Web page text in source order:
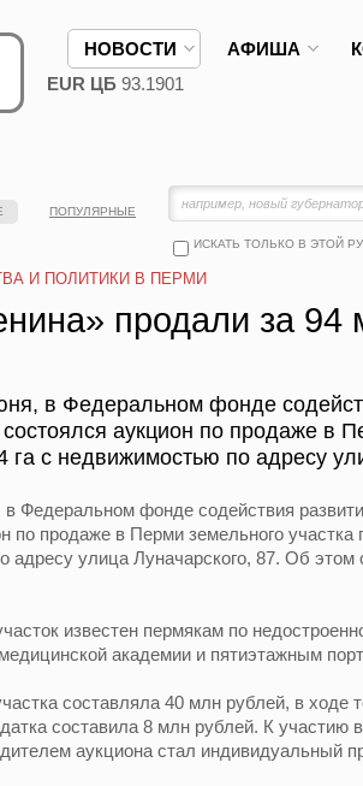
НОВОСТИ АФИША
EUR ЦБ 93.1901
ИСКАТЬ ТОЛЬКО В ЭТОЙ
ПОПУЛЯРНЫЕ
И ПОЛИТИКИ В ПЕРМИ
продали за 94
в Федеральном фонде
состоялся аукцион по продаже в
с недвижимостью по адресу
Федеральном фонде содействия
по продаже в Перми земельного
адресу улица Луначарского, 87. Об
известен пермякам по
академии и пятиэтажным
составляла 40 млн рублей, в ходе
составила 8 млн рублей. К
аукциона стал индивидуальный